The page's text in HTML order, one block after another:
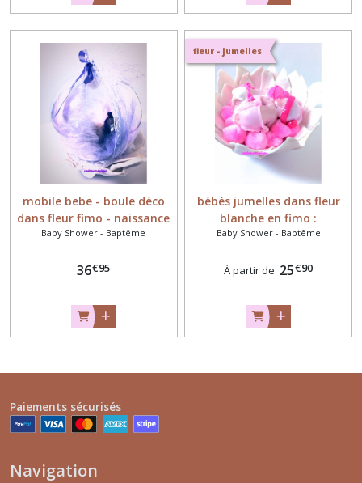
mobile bebe - boule déco
dans fleur fimo - naissance
bebe fille
Baby Shower - Baptême
36€95
fleur - jumelles
bébés jumelles dans fleur
blanche en fimo :
décoration de table
Baby Shower - Baptême
À partir de 25€90
Paiements sécurisés
Navigation